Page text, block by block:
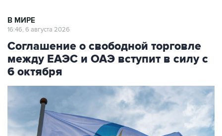
В МИРЕ
16:46, 6 августа 2026
Соглашение о свободной торговле
между ЕАЭС и ОАЭ вступит в силу с
6 октября